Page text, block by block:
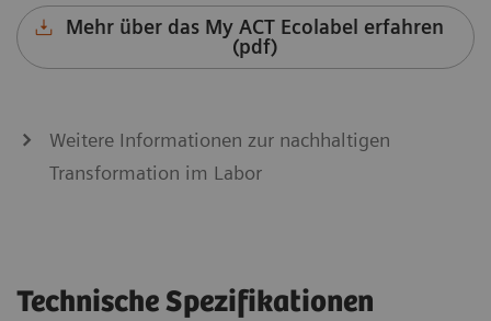
Mehr über das My ACT Ecolabel erfahren
(pdf)
Weitere Informationen zur nachhaltigen
Transformation im Labor
Technische Spezifikationen